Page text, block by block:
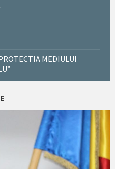
MEDIULUI